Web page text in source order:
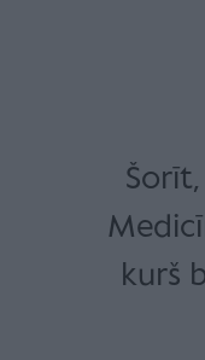
kurš